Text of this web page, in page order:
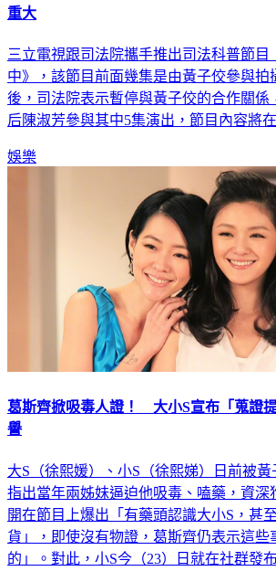
重大
三立電視跟司法院攜手推出司法科普節目
中》，該節目前面幾集是由黃子佼參與拍
後，司法院表示暫停與黃子佼的合作關係
后陳淑芳參與其中5集演出，節目內容將
娛樂
葛斯齊掀吸毒人證！ 大小S宣布「蒐證
譽
大S（徐熙媛）、小S（徐熙娣）日前被黃
指出當年兩姊妹逼迫他吸毒、嗑藥，資深
開在節目上爆出「有藥頭認識大小S，甚
貨」，即使沒有物證，葛斯齊仍表示這些
的」。對此，小S今（23）日就在社群發